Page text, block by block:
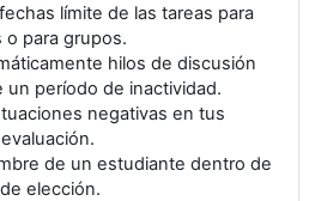
límite de las tareas para
para grupos.
hilos de discusión
un período de inactividad.
negativas en tus
de un estudiante dentro de
elección.